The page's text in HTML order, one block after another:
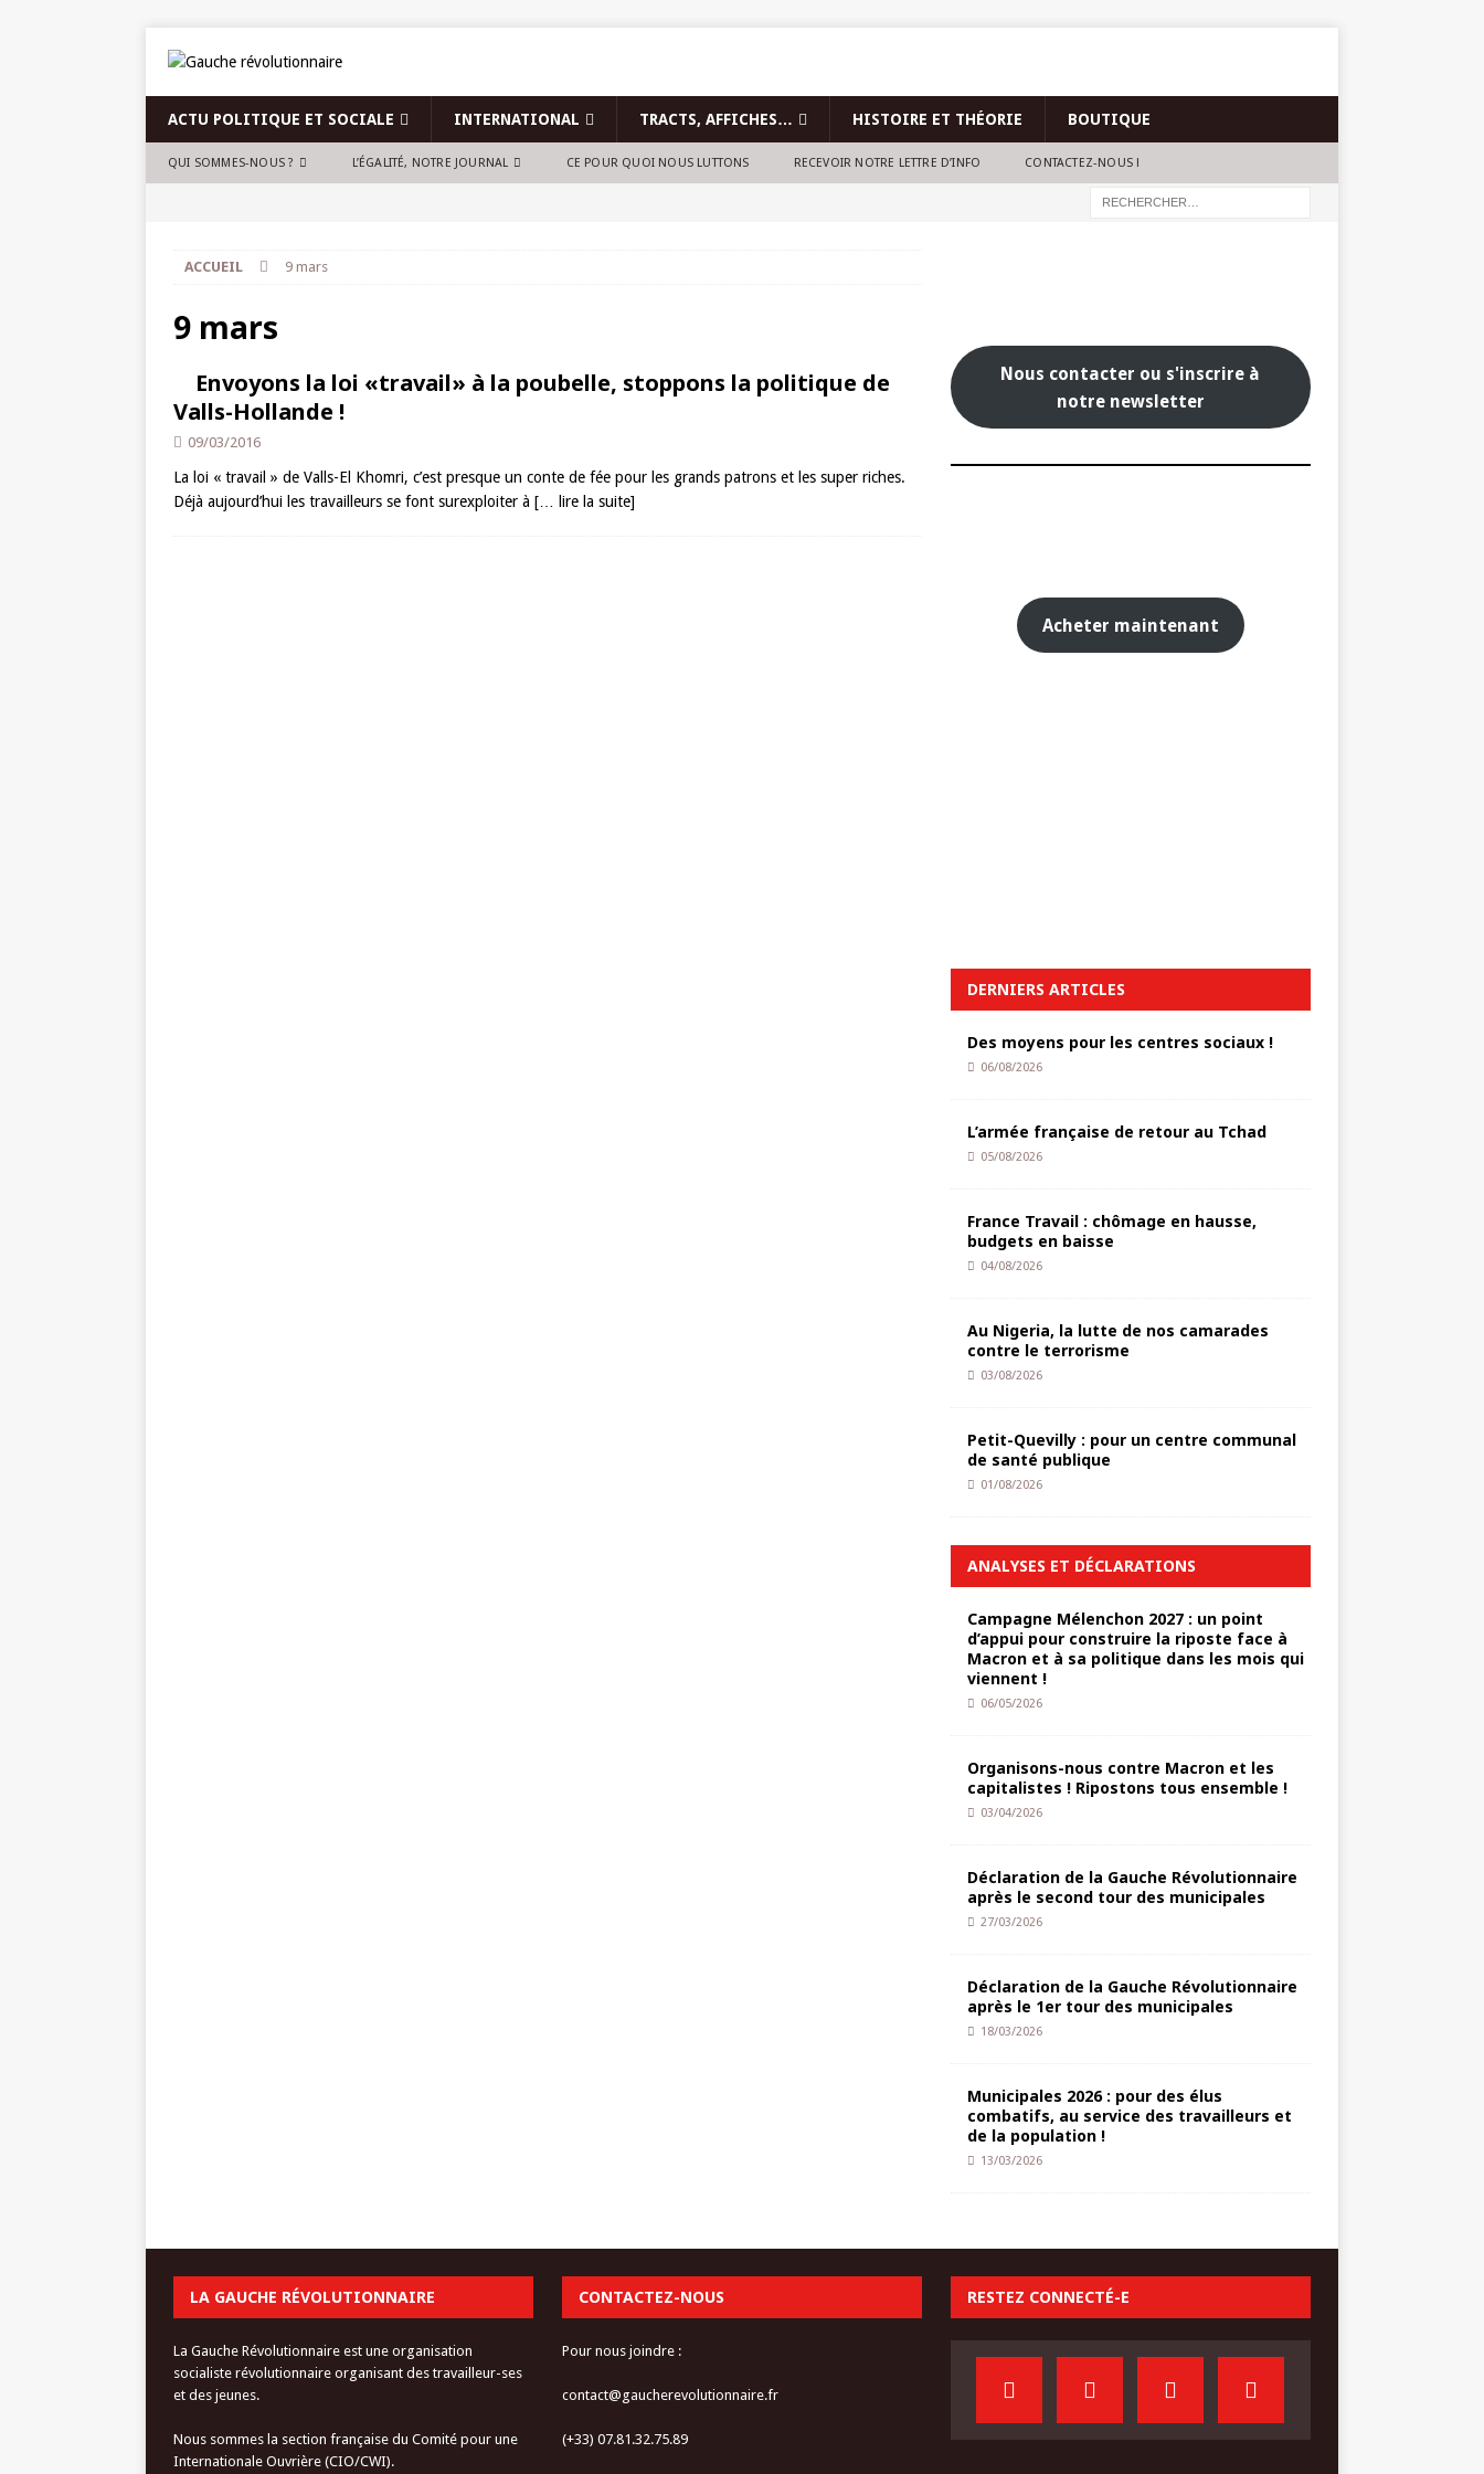
ACTU POLITIQUE ET SOCIALE INTERNATIONAL TRACTS, AFFICHES… HISTOIRE ET THÉORIE BOUTIQUE
QUI SOMMES-NOUS ? L’ÉGALITÉ, NOTRE JOURNAL CE POUR QUOI NOUS LUTTONS RECEVOIR NOTRE LETTRE D’INFO CONTACTEZ-NOUS !
ACCUEIL 9 mars
9 mars
Envoyons la loi «travail» à la poubelle, stoppons la politique de
Valls-Hollande !
09/03/2016
La loi « travail » de Valls-El Khomri, c’est presque un conte de fée pour les grands patrons et les super riches.
Déjà aujourd’hui les travailleurs se font surexploiter à [… lire la suite]
Nous contacter ou s'inscrire à
notre newsletter
Acheter maintenant
DERNIERS ARTICLES
Des moyens pour les centres sociaux !
06/08/2026
L’armée française de retour au Tchad
05/08/2026
France Travail : chômage en hausse,
budgets en baisse
04/08/2026
Au Nigeria, la lutte de nos camarades
contre le terrorisme
03/08/2026
Petit-Quevilly : pour un centre communal
de santé publique
01/08/2026
ANALYSES ET DÉCLARATIONS
Campagne Mélenchon 2027 : un point
d’appui pour construire la riposte face à
Macron et à sa politique dans les mois qui
viennent !
06/05/2026
Organisons-nous contre Macron et les
capitalistes ! Ripostons tous ensemble !
03/04/2026
Déclaration de la Gauche Révolutionnaire
après le second tour des municipales
27/03/2026
Déclaration de la Gauche Révolutionnaire
après le 1er tour des municipales
18/03/2026
Municipales 2026 : pour des élus
combatifs, au service des travailleurs et
de la population !
13/03/2026
LA GAUCHE RÉVOLUTIONNAIRE
La Gauche Révolutionnaire est une organisation
socialiste révolutionnaire organisant des travailleur-ses
et des jeunes.
Nous sommes la section française du Comité pour une
Internationale Ouvrière (CIO/CWI).
CONTACTEZ-NOUS
Pour nous joindre :
contact@gaucherevolutionnaire.fr
(+33) 07.81.32.75.89
RESTEZ CONNECTÉ-E